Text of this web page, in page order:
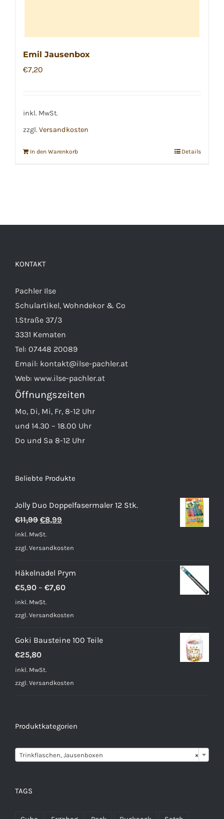
Emil Jausenbox
€7,20
inkl. MwSt.
zzgl. Versandkosten
In den Warenkorb Details
KONTAKT
Pachler Ilse
Schulartikel, Wohndekor & Co
1.Straße 37/3
3331 Kematen
Tel: 07448 20089
Email: kontakt@ilse-pachler.at
Web: www.ilse-pachler.at
Öffnungszeiten
Mo, Di, Mi, Fr, 8-12 Uhr
und 14.30 – 18.00 Uhr
Do und Sa 8-12 Uhr
Beliebte Produkte
Jolly Duo Doppelfasermaler 12 Stk.
€11,99 Ursprünglicher
Preis
war:
€8,99
ist:
inkl. MwSt.
zzgl. Versandkosten
Häkelnadel Prym
€5,90 – €7,60
inkl. MwSt.
zzgl. Versandkosten
Goki Bausteine 100 Teile
€25,80
inkl. MwSt.
zzgl. Versandkosten
Produktkategorien
×
Trinkflaschen, Jausenboxen
TAGS